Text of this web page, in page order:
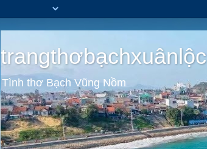
trangthơbạchxuânlộc
Tình thơ Bạch Vũng Nồm